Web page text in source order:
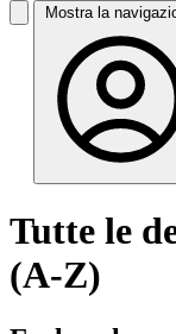
Mostra la
Tutte le
(A-Z)